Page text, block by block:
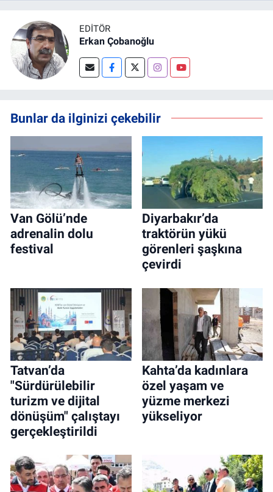
EDITÖR
Erkan Çobanoğlu
Bunlar da ilginizi çekebilir
Van Gölü’nde
adrenalin dolu
festival
Diyarbakır’da
traktörün yükü
görenleri şaşkına
çevirdi
Tatvan’da
"Sürdürülebilir
turizm ve dijital
dönüşüm" çalıştayı
gerçekleştirildi
Kahta’da kadınlara
özel yaşam ve
yüzme merkezi
yükseliyor